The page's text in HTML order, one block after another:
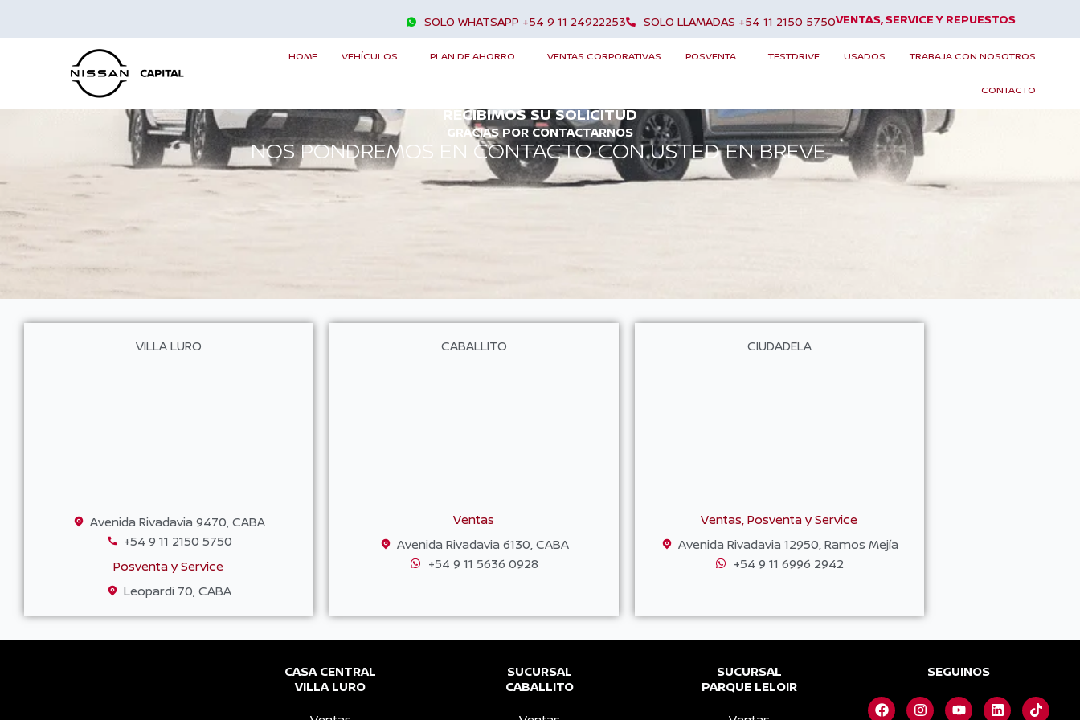
VENTAS, SERVICE Y REPUESTOS
SOLO LLAMADAS +54 11 2150 5750
SOLO WHATSAPP +54 9 11 24922253
HOME VEHÍCULOS PLAN DE AHORRO VENTAS CORPORATIVAS POSVENTA TESTDRIVE USADOS TRABAJA CON NOSOTROS
CONTACTO
RECIBIMOS SU SOLICITUD
GRACIAS POR CONTACTARNOS
NOS PONDREMOS EN CONTACTO CON USTED EN BREVE.
VILLA LURO
Avenida Rivadavia 9470, CABA
+54 9 11 2150 5750
Posventa y Service
Leopardi 70, CABA
CABALLITO
Ventas
Avenida Rivadavia 6130, CABA
+54 9 11 5636 0928
CIUDADELA
Ventas, Posventa y Service
Avenida Rivadavia 12950, Ramos Mejía
+54 9 11 6996 2942
CASA CENTRAL
VILLA LURO
SUCURSAL
CABALLITO
SUCURSAL
PARQUE LELOIR
SEGUINOS
F
a
I
n
Y
o
L
i
T
i